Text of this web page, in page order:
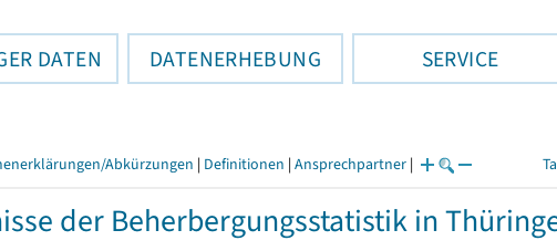
DATEN DATENERHEBUNG SERVICE
Abkürzungen | Definitionen | Ansprechpartner |
der Beherbergungsstatistik in